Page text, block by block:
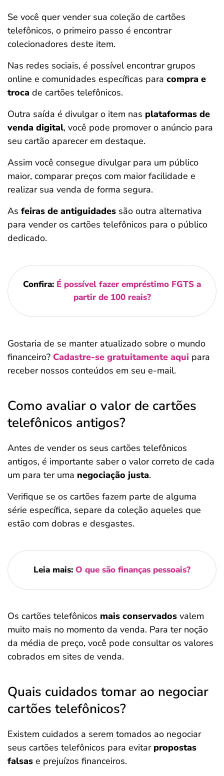
Se você quer vender sua coleção de cartões
telefônicos, o primeiro passo é encontrar
colecionadores deste item.
Nas redes sociais, é possível encontrar grupos
online e comunidades específicas para compra e
troca de cartões telefônicos.
Outra saída é divulgar o item nas plataformas de
venda digital, você pode promover o anúncio para
seu cartão aparecer em destaque.
Assim você consegue divulgar para um público
maior, comparar preços com maior facilidade e
realizar sua venda de forma segura.
As feiras de antiguidades são outra alternativa
para vender os cartões telefônicos para o público
dedicado.
Confira: É possível fazer empréstimo FGTS a
partir de 100 reais?
Gostaria de se manter atualizado sobre o mundo
financeiro? Cadastre-se gratuitamente aqui para
receber nossos conteúdos em seu e-mail.
Como avaliar o valor de cartões
telefônicos antigos?
Antes de vender os seus cartões telefônicos
antigos, é importante saber o valor correto de cada
um para ter uma negociação justa.
Verifique se os cartões fazem parte de alguma
série específica, separe da coleção aqueles que
estão com dobras e desgastes.
Leia mais: O que são finanças pessoais?
Os cartões telefônicos mais conservados valem
muito mais no momento da venda. Para ter noção
da média de preço, você pode consultar os valores
cobrados em sites de venda.
Quais cuidados tomar ao negociar
cartões telefônicos?
Existem cuidados a serem tomados ao negociar
seus cartões telefônicos para evitar propostas
falsas e prejuízos financeiros.